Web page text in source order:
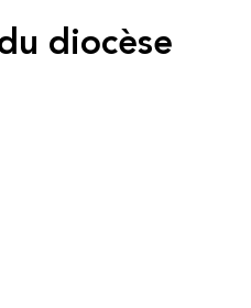
diocèse